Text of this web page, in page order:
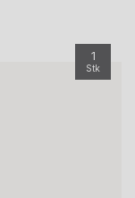
1
Stk